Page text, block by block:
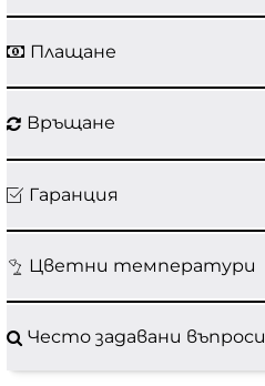
Плащане
Връщане
Гаранция
Цветни температури
Често задавани въпроси